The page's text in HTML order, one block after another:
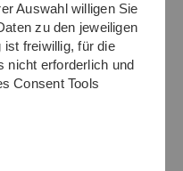
Auswahl willigen Sie
zu den jeweiligen
ist freiwillig, für die
nicht erforderlich und
Consent Tools